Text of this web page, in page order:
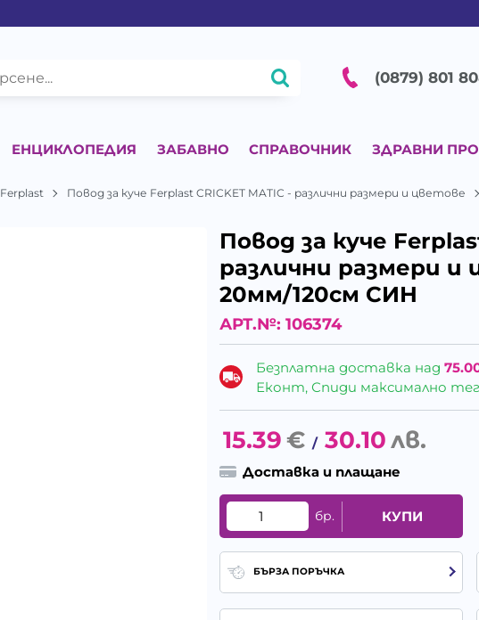
(0879) 801
ЕНЦИКЛОПЕДИЯ ЗАБАВНО СПРАВОЧНИК ЗДРАВНИ
Ferplast Повод за куче Ferplast CRICKET MATIC - различни размери и цветове
Повод за куче
различни размери и
20мм/120см СИН
АРТ.№: 106374
Безплатна доставка над
Еконт, Спиди максимално
15.39€ / 30.10лв.
Доставка и плащане
бр. КУПИ
БЪРЗА ПОРЪЧКА